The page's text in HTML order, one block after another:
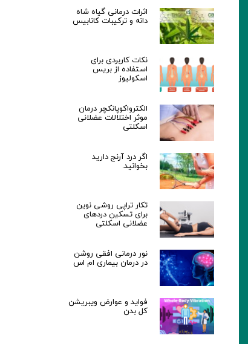
اثرات درمانی گیاه شاه
دانه و ترکیبات کانابیس
نکات کاربردی برای
استفاده از بریس
اسکولیوز
الکترواکوپانکچر درمان
موثر اختلالات عضلانی
اسکلتی
اگر درد آرنج دارید
بخوانید.
تکار تراپی روشی نوین
برای تسکین دردهای
عضلانی اسکلتی
نور درمانی افقی روشن
در درمان بیماری ام اس
فواید و عوارض ویبریشن
کل بدن